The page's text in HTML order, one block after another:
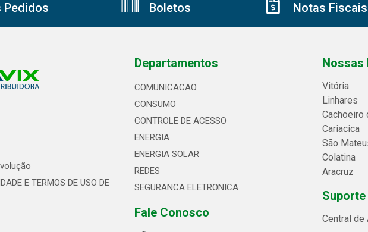
Pedidos Boletos Notas Fiscais
E TERMOS DE USO DE
Departamentos
COMUNICACAO
CONSUMO
CONTROLE DE ACESSO
ENERGIA
ENERGIA SOLAR
REDES
SEGURANCA ELETRONICA
Fale Conosco
Nossas
Vitória
Linhares
Cachoeiro
Cariacica
São
Colatina
Aracruz
Central de